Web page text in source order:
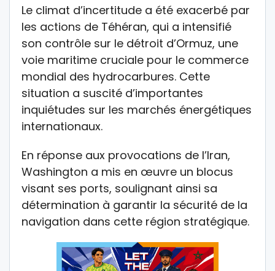
Le climat d’incertitude a été exacerbé par
les actions de Téhéran, qui a intensifié
son contrôle sur le détroit d’Ormuz, une
voie maritime cruciale pour le commerce
mondial des hydrocarbures. Cette
situation a suscité d’importantes
inquiétudes sur les marchés énergétiques
internationaux.
En réponse aux provocations de l’Iran,
Washington a mis en œuvre un blocus
visant ses ports, soulignant ainsi sa
détermination à garantir la sécurité de la
navigation dans cette région stratégique.